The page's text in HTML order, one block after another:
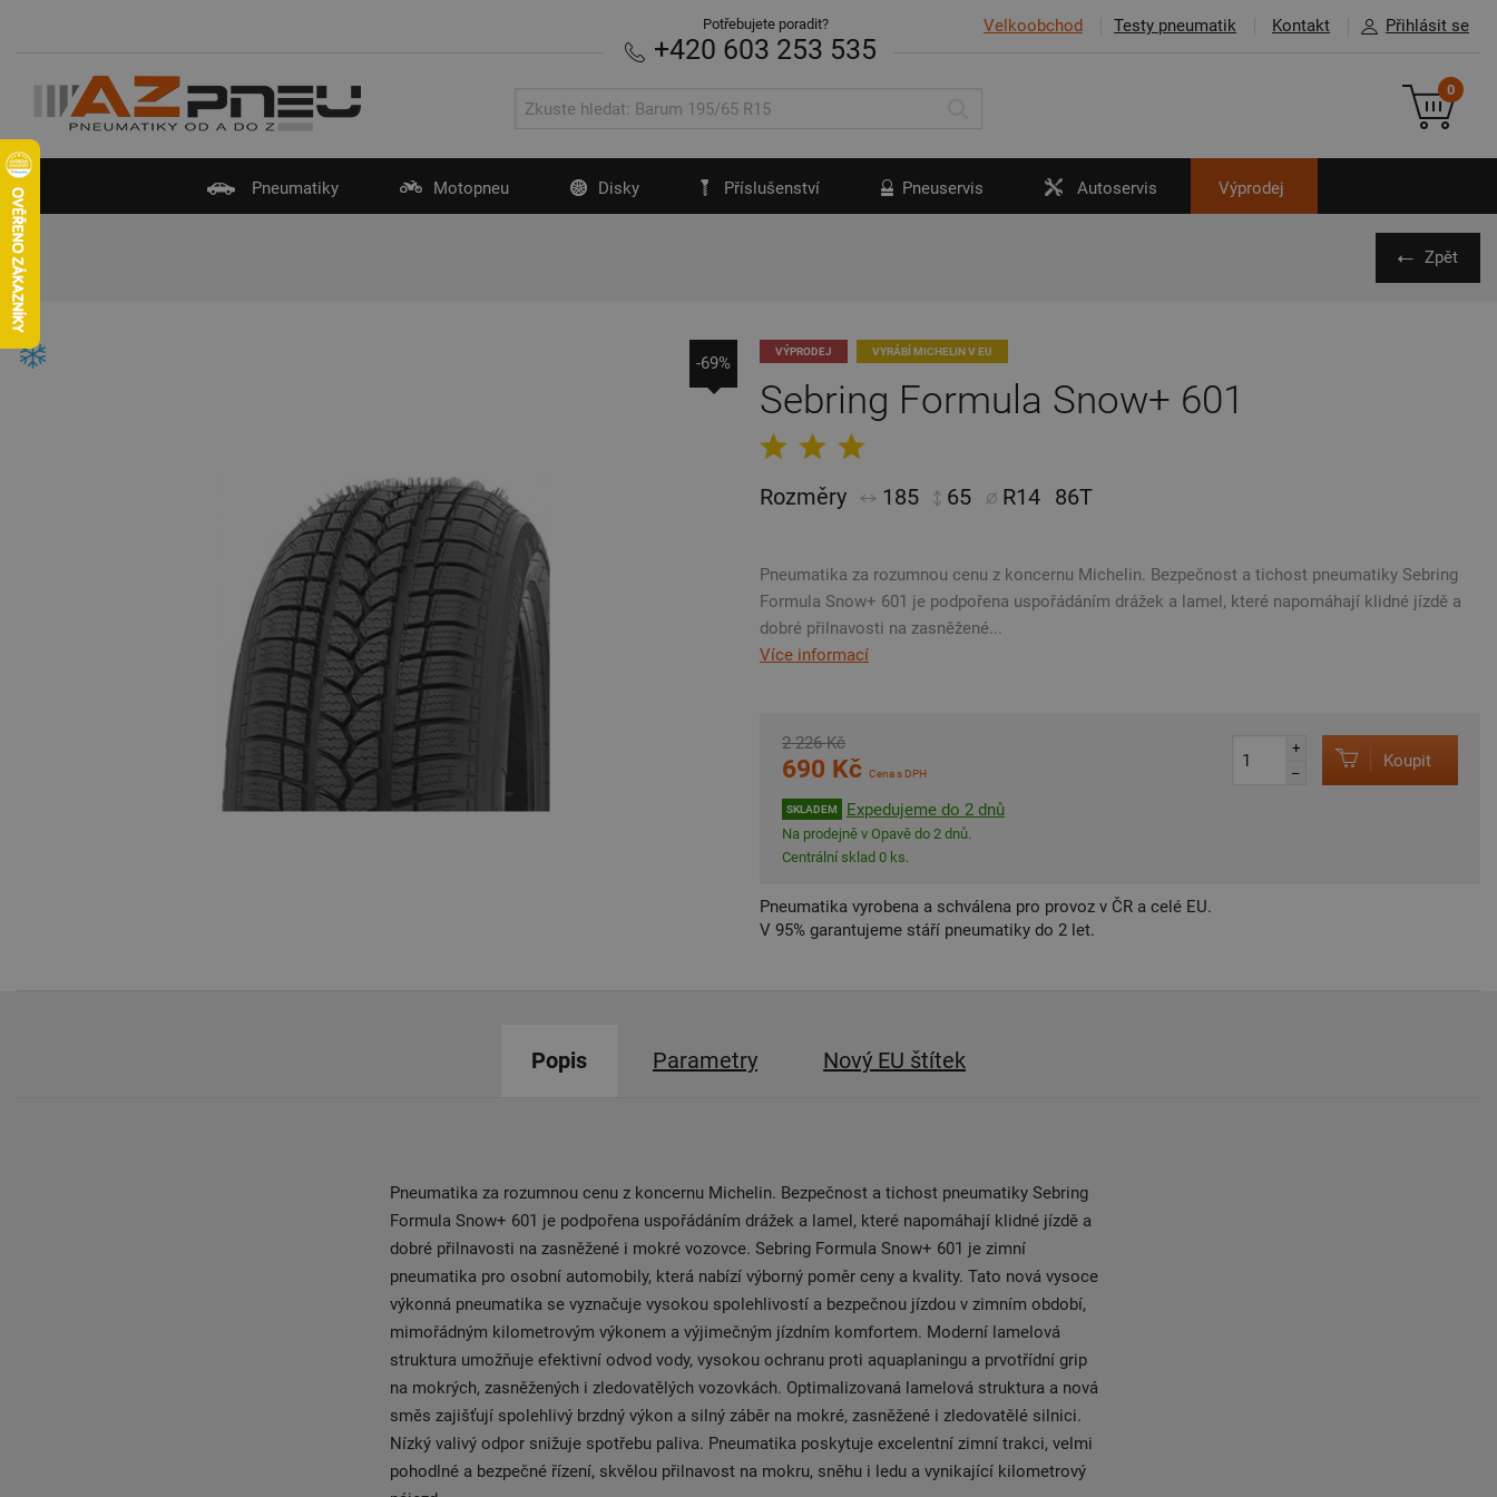
Velkoobchod Testy pneumatik Kontakt Přihlásit se
Potřebujete poradit?
+420 603 253 535
0
Pneumatiky Motopneu Disky Příslušenství Pneuservis Autoservis Výprodej
Zpět
VÝPRODEJ VYRÁBÍ MICHELIN V EU
Sebring Formula Snow+ 601
Rozměry 185 65 R14 86T
Pneumatika za rozumnou cenu z koncernu Michelin. Bezpečnost a tichost pneumatiky Sebring
Formula Snow+ 601 je podpořena uspořádáním drážek a lamel, které napomáhají klidné jízdě a
dobré přilnavosti na zasněžené...
Více informací
2 226 Kč
690 Kč Cena s DPH
SKLADEM Expedujeme do 2 dnů
Na prodejně v Opavě do 2 dnů.
Centrální sklad 0 ks.
+
–
Koupit
Pneumatika vyrobena a schválena pro provoz v ČR a celé EU.
V 95% garantujeme stáří pneumatiky do 2 let.
-69%
Popis Parametry Nový EU štítek
Pneumatika za rozumnou cenu z koncernu Michelin. Bezpečnost a tichost pneumatiky Sebring
Formula Snow+ 601 je podpořena uspořádáním drážek a lamel, které napomáhají klidné jízdě a
dobré přilnavosti na zasněžené i mokré vozovce. Sebring Formula Snow+ 601 je zimní
pneumatika pro osobní automobily, která nabízí výborný poměr ceny a kvality. Tato nová vysoce
výkonná pneumatika se vyznačuje vysokou spolehlivostí a bezpečnou jízdou v zimním období,
mimořádným kilometrovým výkonem a výjimečným jízdním komfortem. Moderní lamelová
struktura umožňuje efektivní odvod vody, vysokou ochranu proti aquaplaningu a prvotřídní grip
na mokrých, zasněžených i zledovatělých vozovkách. Optimalizovaná lamelová struktura a nová
směs zajišťují spolehlivý brzdný výkon a silný záběr na mokré, zasněžené i zledovatělé silnici.
Nízký valivý odpor snižuje spotřebu paliva. Pneumatika poskytuje excelentní zimní trakci, velmi
pohodlné a bezpečné řízení, skvělou přilnavost na mokru, sněhu i ledu a vynikající kilometrový